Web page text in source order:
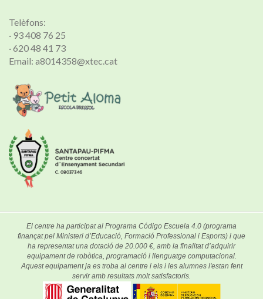
Telèfons:
· 93 408 76 25
· 620 48 41 73
Email: a8014358@xtec.cat
El centre ha participat al Programa Código Escuela 4.0 (programa
finançat pel Ministeri d’Educació, Formació Professional i Esports) i que
ha representat una dotació de 20.000 €, amb la finalitat d’adquirir
equipament de robòtica, programació i llenguatge computacional.
Aquest equipament ja es troba al centre i els i les alumnes l'estan fent
servir amb resultats molt satisfactoris.